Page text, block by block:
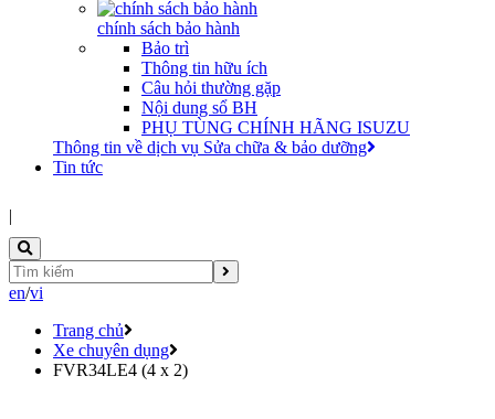
chính sách bảo hành
Bảo trì
Thông tin hữu ích
Câu hỏi thường gặp
Nội dung sổ BH
PHỤ TÙNG CHÍNH HÃNG ISUZU
Thông tin về dịch vụ Sửa chữa & bảo dưỡng
Tin tức
|
en/vi
Trang chủ
Xe chuyên dụng
FVR34LE4 (4 x 2)